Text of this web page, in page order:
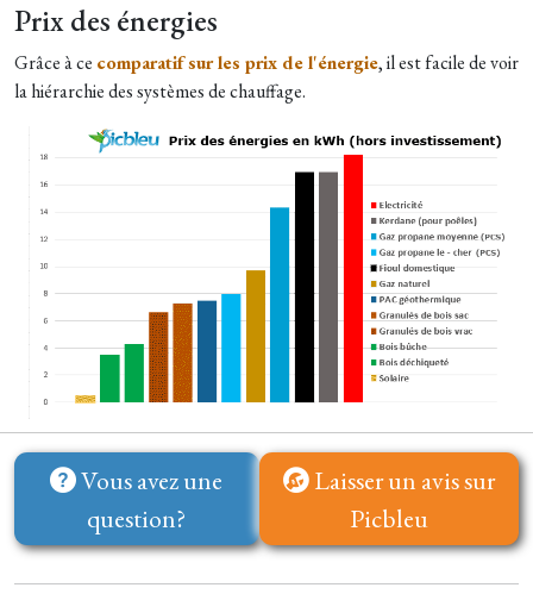
Prix des énergies
Grâce à ce comparatif sur les prix de l'énergie, il est facile de voir
la hiérarchie des systèmes de chauffage.
Vous avez une
question?
Laisser un avis sur
Picbleu